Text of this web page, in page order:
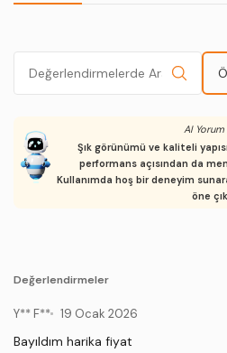
AI Yorum
Şık görünümü ve kaliteli
performans açısından da
Kullanımda hoş bir deneyim
öne
Değerlendirmeler
Y** F** 19 Ocak 2026
Bayıldım harika fiyat